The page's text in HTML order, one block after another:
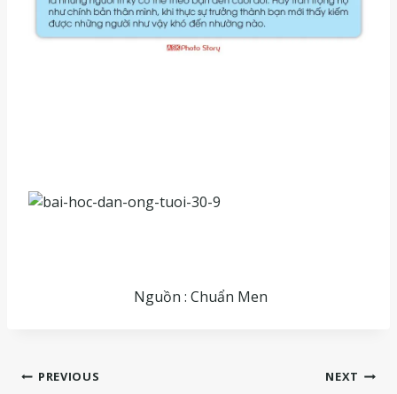
Nguồn : Chuẩn Men
Điều
PREVIOUS NEXT